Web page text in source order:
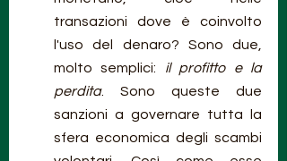
transazioni dove è coinvolto
l'uso del denaro? Sono due,
molto semplici: il profitto e la
perdita. Sono queste due
sanzioni a governare tutta la
sfera economica degli scambi